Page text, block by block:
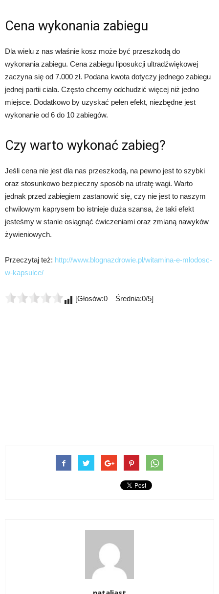
Cena wykonania zabiegu
Dla wielu z nas właśnie kosz może być przeszkodą do
wykonania zabiegu. Cena zabiegu liposukcji ultradźwiękowej
zaczyna się od 7.000 zł. Podana kwota dotyczy jednego zabiegu
jednej partii ciała. Często chcemy odchudzić więcej niż jedno
miejsce. Dodatkowo by uzyskać pełen efekt, niezbędne jest
wykonanie od 6 do 10 zabiegów.
Czy warto wykonać zabieg?
Jeśli cena nie jest dla nas przeszkodą, na pewno jest to szybki
oraz stosunkowo bezpieczny sposób na utratę wagi. Warto
jednak przed zabiegiem zastanowić się, czy nie jest to naszym
chwilowym kaprysem bo istnieje duża szansa, że taki efekt
jesteśmy w stanie osiągnąć ćwiczeniami oraz zmianą nawyków
żywieniowych.
Przeczytaj też: http://www.blognazdrowie.pl/witamina-e-mlodosc-
w-kapsulce/
[Głosów:0 Średnia:0/5]